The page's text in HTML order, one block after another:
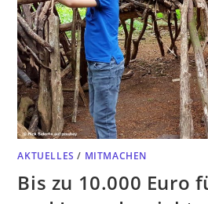
AKTUELLES / MITMACHEN
Bis zu 10.000 Euro